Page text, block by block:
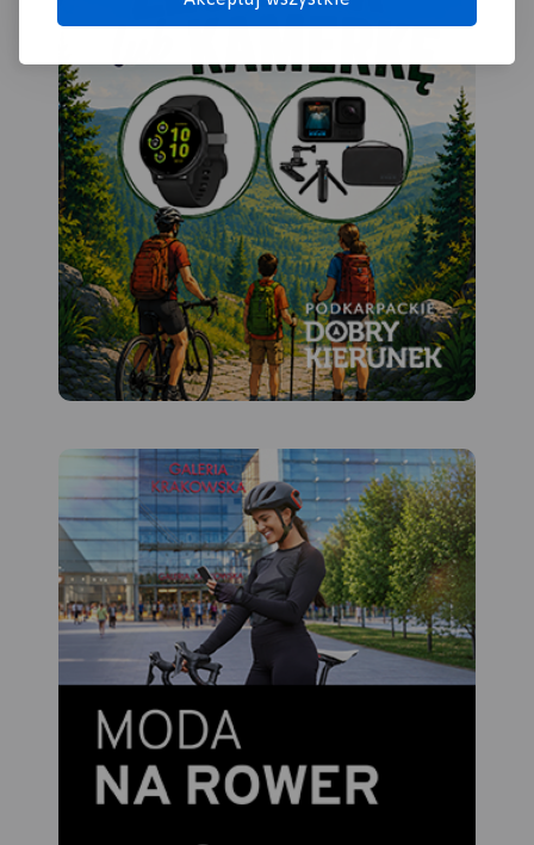
(naszesudety.pl). Wśród
polecanych atrakcji: zamki,
kopalnie, twierdze,
osobliwości przyrody,
uzdrowiska i wiele innych.
Zapraszamy do
lektury! Mapę offline można
zakupić w aplikacji Traseo na
urządzenia mobilne.Rok
wydania 2019